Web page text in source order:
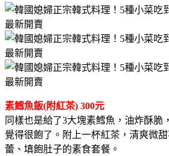
素鱈魚飯(附紅茶) 300元
同樣也是給了3大塊素鱈魚，油炸酥脆
覺得很飽了。附上一杯紅茶，清爽微
蕾、填飽肚子的素食套餐。